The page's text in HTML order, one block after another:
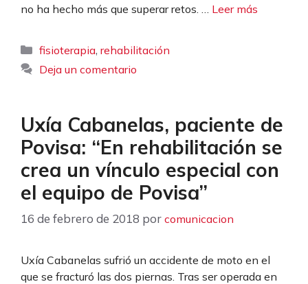
no ha hecho más que superar retos. … Leer más
Categorías
fisioterapia,rehabilitación
Deja un comentario
Uxía Cabanelas, paciente de
Povisa: “En rehabilitación se
crea un vínculo especial con
el equipo de Povisa”
16 de febrero de 2018 por comunicacion
Uxía Cabanelas sufrió un accidente de moto en el
que se fracturó las dos piernas. Tras ser operada en